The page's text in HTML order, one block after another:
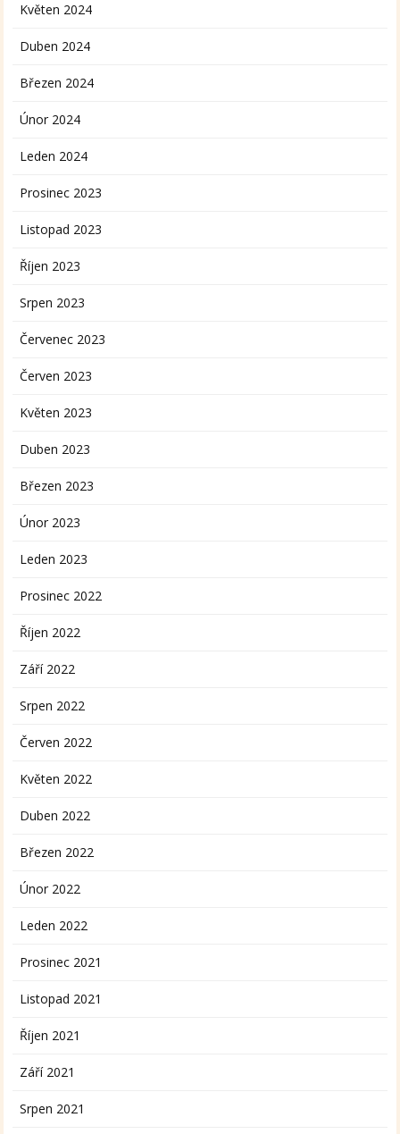
Květen 2024
Duben 2024
Březen 2024
Únor 2024
Leden 2024
Prosinec 2023
Listopad 2023
Říjen 2023
Srpen 2023
Červenec 2023
Červen 2023
Květen 2023
Duben 2023
Březen 2023
Únor 2023
Leden 2023
Prosinec 2022
Říjen 2022
Září 2022
Srpen 2022
Červen 2022
Květen 2022
Duben 2022
Březen 2022
Únor 2022
Leden 2022
Prosinec 2021
Listopad 2021
Říjen 2021
Září 2021
Srpen 2021